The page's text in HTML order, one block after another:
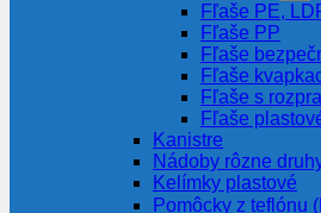
Fľaše PE,
Fľaše PP
Fľaše
Fľaše
Fľaše s
Fľaše
Kanistre
Nádoby rôzne
Kelímky plastové
Pomôcky z teflónu